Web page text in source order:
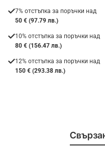
7% отстъпка за поръчки над
50 € (97.79 лв.)
10% отстъпка за поръчки над
80 € (156.47 лв.)
12% отстъпка за поръчки над
150 € (293.38 лв.)